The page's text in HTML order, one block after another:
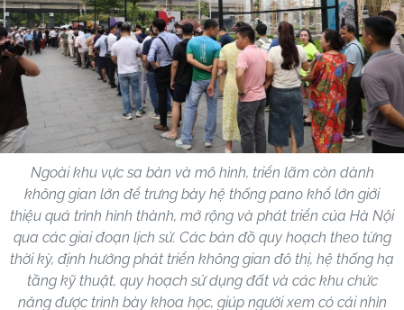
Ngoài khu vực sa bàn và mô hình, triển lãm còn dành
không gian lớn để trưng bày hệ thống pano khổ lớn giới
thiệu quá trình hình thành, mở rộng và phát triển của Hà Nội
qua các giai đoạn lịch sử. Các bản đồ quy hoạch theo từng
thời kỳ, định hướng phát triển không gian đô thị, hệ thống hạ
tầng kỹ thuật, quy hoạch sử dụng đất và các khu chức
năng được trình bày khoa học, giúp người xem có cái nhìn